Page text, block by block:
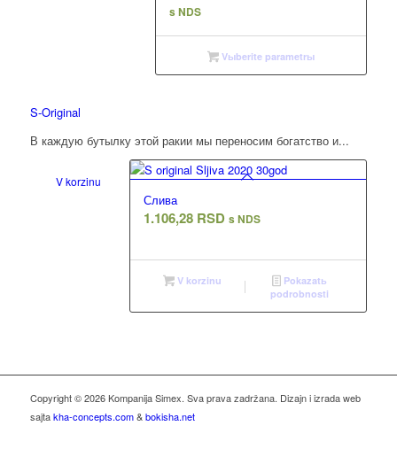
s NDS
Vыberite parametrы
S-Original
В каждую бутылку этой ракии мы переносим богатство и...
V korzinu
Слива
1.106,28 RSD s NDS
V korzinu
Pokazatь
podrobnosti
Copyright © 2026 Kompanija Simex. Sva prava zadržana. Dizajn i izrada web
sajtakha-concepts.com&bokisha.net